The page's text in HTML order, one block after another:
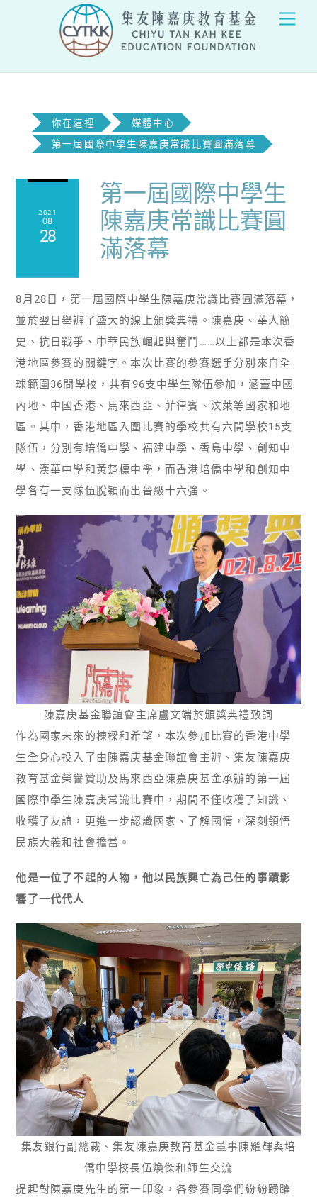
你在這裡
媒體中心
第一屆國際中學生陳嘉庚常識比賽圓滿落幕
2021
08
28
第一屆國際中學生
陳嘉庚常識比賽圓
滿落幕
8月28日，第一屆國際中學生陳嘉庚常識比賽圓滿落幕，
並於翌日舉辦了盛大的線上頒獎典禮。陳嘉庚、華人簡
史、抗日戰爭、中華民族崛起與奮鬥……以上都是本次香
港地區參賽的關鍵字。本次比賽的參賽選手分別來自全
球範圍36間學校，共有96支中學生隊伍參加，涵蓋中國
內地、中國香港、馬來西亞、菲律賓、汶萊等國家和地
區。其中，香港地區入圍比賽的學校共有六間學校15支
隊伍，分別有培僑中學、福建中學、香島中學、創知中
學、漢華中學和黃楚標中學，而香港培僑中學和創知中
學各有一支隊伍脫穎而出晉級十六強。
陳嘉庚基金聯誼會主席盧文端於頒獎典禮致詞
作為國家未來的棟樑和希望，本次參加比賽的香港中學
生全身心投入了由陳嘉庚基金聯誼會主辦、集友陳嘉庚
教育基金榮譽贊助及馬來西亞陳嘉庚基金承辦的第一屆
國際中學生陳嘉庚常識比賽中，期間不僅收穫了知識、
收穫了友誼，更進一步認識國家、了解國情，深刻領悟
民族大義和社會擔當。
他是一位了不起的人物，他以民族興亡為己任的事蹟影
響了一代代人
集友銀行副總裁、集友陳嘉庚教育基金董事陳耀輝與培
僑中學校長伍煥傑和師生交流
提起對陳嘉庚先生的第一印象，各參賽同學們紛紛踴躍